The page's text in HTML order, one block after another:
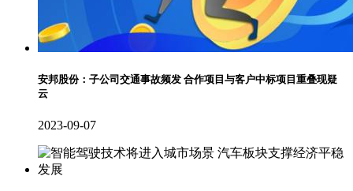
安邦股份：子公司交通事故频发 合作项目与客户中标项目重叠现疑
云
2023-09-07